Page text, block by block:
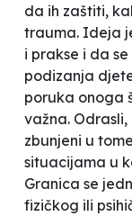
da ih zaštiti,
trauma. Ideja
i prakse i da
podizanja
poruka onoga
važna.
zbunjeni u
situacijama u
Granica se
fizičkog ili